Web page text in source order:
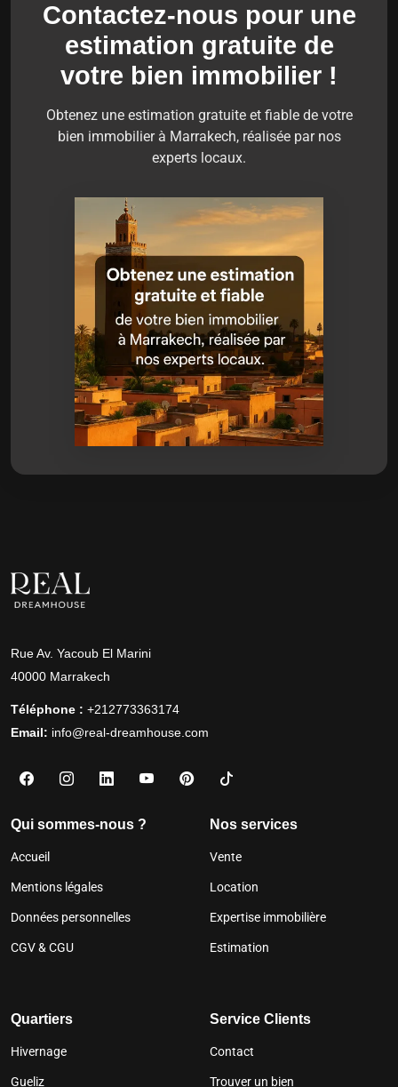
Contactez-nous pour une
estimation gratuite de
votre bien immobilier !
Obtenez une estimation gratuite et fiable de votre
bien immobilier à Marrakech, réalisée par nos
experts locaux.
Rue Av. Yacoub El Marini
40000 Marrakech
Téléphone : +212773363174
Email: info@real-dreamhouse.com
Qui sommes-nous ?
Accueil
Mentions légales
Données personnelles
CGV & CGU
Nos services
Vente
Location
Expertise immobilière
Estimation
Quartiers
Hivernage
Gueliz
Service Clients
Contact
Trouver un bien